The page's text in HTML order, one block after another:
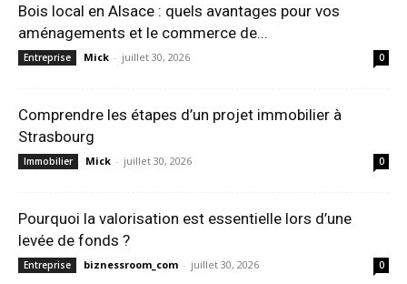
Bois local en Alsace : quels avantages pour vos
aménagements et le commerce de...
Entreprise Mick - juillet 30, 2026 0
Comprendre les étapes d’un projet immobilier à
Strasbourg
Immobilier Mick - juillet 30, 2026 0
Pourquoi la valorisation est essentielle lors d’une
levée de fonds ?
Entreprise biznessroom_com - juillet 30, 2026 0